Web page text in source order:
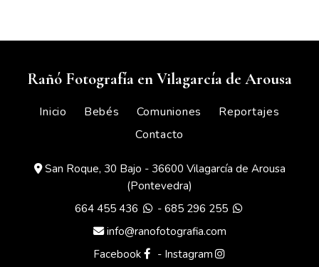
Rañó Fotografía en Vilagarcía de Arousa
Inicio Bebés Comuniones
Reportajes
Contacto
San Roque, 30 Bajo - 36600 Vilagarcía de Arousa
(Pontevedra)
664 455 436
- 685 296 255
info@ranofotografia.com
Facebook
- Instagram